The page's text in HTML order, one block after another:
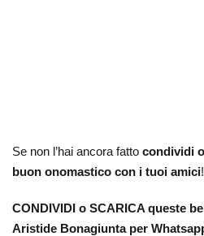
Se non l’hai ancora fatto condividi
buon onomastico con i tuoi amici!
CONDIVIDI o SCARICA queste
Aristide Bonagiunta per